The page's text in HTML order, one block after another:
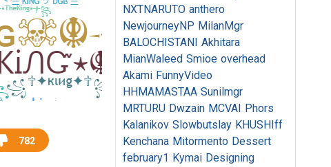
782
NXTNARUTO anthero
NewjourneyNP MilanMgr
BALOCHISTANI Akhitara
MianWaleed Smioe overhead
Akami FunnyVideo
HHMAMASTAA Sunilmgr
MRTURU Dwzain MCVAI Phors
Kalanikov Slowbutslay KHUSHIff
Kenchana Mitormento Dessert
february1 Kymai Designing